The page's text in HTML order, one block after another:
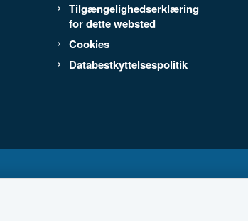
Tilgængelighedserklæring
for dette websted
Cookies
Databestkyttelsespolitik